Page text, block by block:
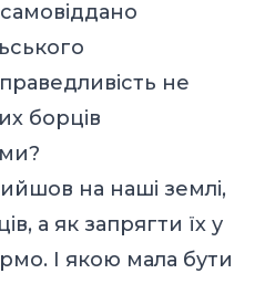
самовіддано
не
борців
на наші землі,
а як запрягти їх у
І якою мала бути